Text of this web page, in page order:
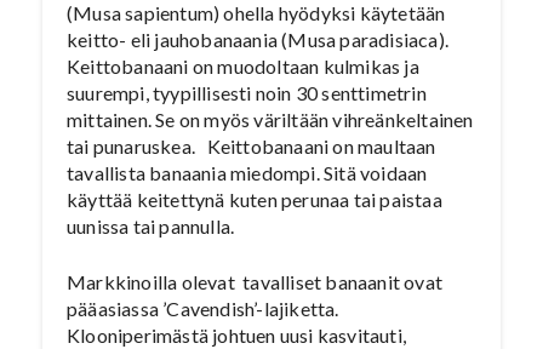
(Musa sapientum) ohella hyödyksi käytetään
keitto- eli jauhobanaania (Musa paradisiaca).
Keittobanaani on muodoltaan kulmikas ja
suurempi, tyypillisesti noin 30 senttimetrin
mittainen. Se on myös väriltään vihreänkeltainen
tai punaruskea. Keittobanaani on maultaan
tavallista banaania miedompi. Sitä voidaan
käyttää keitettynä kuten perunaa tai paistaa
uunissa tai pannulla.
Markkinoilla olevat tavalliset banaanit ovat
pääasiassa ’Cavendish’-lajiketta.
Klooniperimästä johtuen uusi kasvitauti,